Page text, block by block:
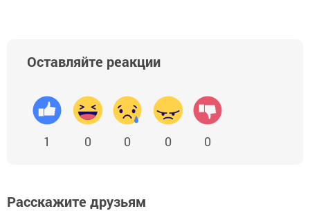
Оставляйте реакции
1 0 0 0 0
Расскажите друзьям